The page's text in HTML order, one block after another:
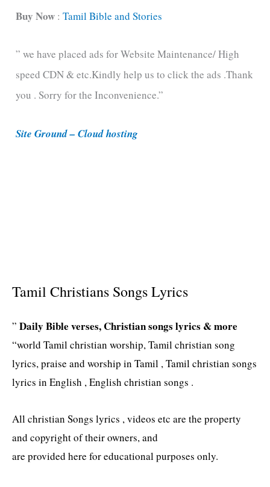
t
g
o
r
e
Buy Now :Tamil Bible and Stories
” we have placed ads for Website Maintenance/ High
speed CDN & etc.Kindly help us to click the ads .Thank
you . Sorry for the Inconvenience.”
Site Ground – Cloud hosting
Tamil Christians Songs Lyrics
” Daily Bible verses, Christian songs lyrics & more
“world Tamil christian worship, Tamil christian song
lyrics, praise and worship in Tamil , Tamil christian songs
lyrics in English , English christian songs .
All christian Songs lyrics , videos etc are the property
and copyright of their owners, and
are provided here for educational purposes only.